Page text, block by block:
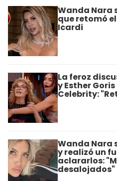
Wanda Nara
que retomó
Icardi
La feroz
y Esther
Celebrity:
Wanda Nara
y realizó un
aclararlos:
desalojados"